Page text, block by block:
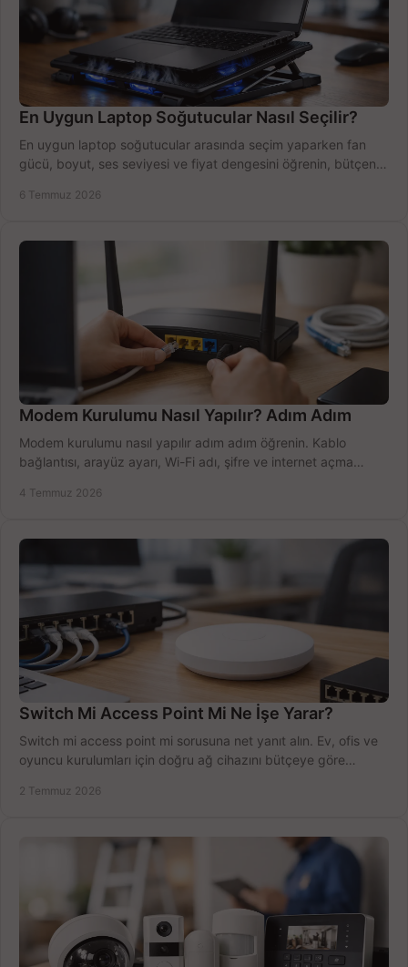
En Uygun Laptop Soğutucular Nasıl Seçilir?
En uygun laptop soğutucular arasında seçim yaparken fan
gücü, boyut, ses seviyesi ve fiyat dengesini öğrenin, bütçenizi
6 Temmuz 2026
Modem Kurulumu Nasıl Yapılır? Adım Adım
Modem kurulumu nasıl yapılır adım adım öğrenin. Kablo
bağlantısı, arayüz ayarı, Wi-Fi adı, şifre ve internet açma
4 Temmuz 2026
Switch Mi Access Point Mi Ne İşe Yarar?
Switch mi access point mi sorusuna net yanıt alın. Ev, ofis ve
oyuncu kurulumları için doğru ağ cihazını bütçeye göre
2 Temmuz 2026